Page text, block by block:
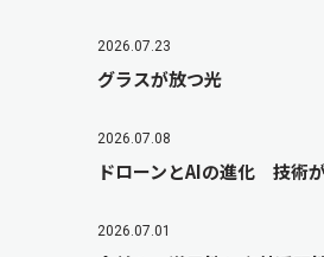
2026.07.23
グラスが放つ光
2026.07.08
ドローンとAIの進化 技術
2026.07.01